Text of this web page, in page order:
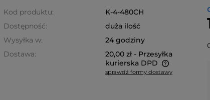
Kod produktu:
K-4-480CH
Dostępność:
duża ilość
Wysyłka w:
24 godziny
Dostawa:
20,00 zł - Przesyłka
kurierska DPD
sprawdź formy dostawy